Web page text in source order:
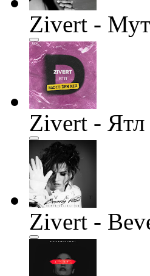
Zivert -
Zivert -
Zivert -